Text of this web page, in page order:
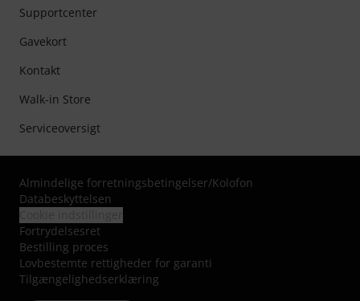
Supportcenter
Gavekort
Kontakt
Walk-in Store
Serviceoversigt
Almindelige forretningsbetingelser/Kolofon
Databeskyttelsen
Fortrydelsesret
Bestilling proces
Lovbestemte rettigheder for garanti
Tilgængelighedserklæring